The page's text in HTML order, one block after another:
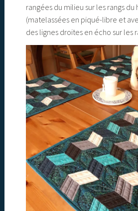
rangées du milieu sur les rangs du
(matelassées en piqué-libre et
des lignes droites en écho sur les